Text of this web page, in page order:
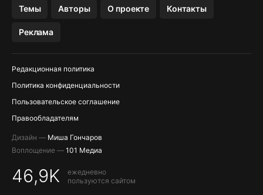
Темы Авторы О проекте Контакты
Реклама
Редакционная политика
Политика конфиденциальности
Пользовательское соглашение
Правообладателям
Дизайн — Миша Гончаров
Воплощение — 101 Медиа
46,9K
ежедневно
пользуются сайтом